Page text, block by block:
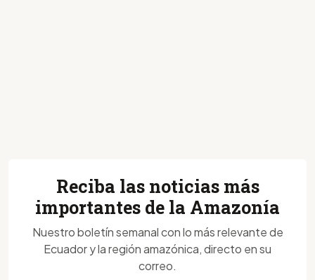
Reciba las noticias más
importantes de la Amazonía
Nuestro boletín semanal con lo más relevante de
Ecuador y la región amazónica, directo en su
correo.